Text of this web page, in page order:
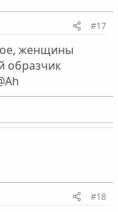
#17
женщины
образчик
#18